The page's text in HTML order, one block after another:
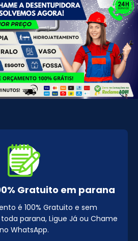
Gratuito em parana
é 100% Gratuito e sem
parana, Ligue Já ou Chame
no WhatsApp.